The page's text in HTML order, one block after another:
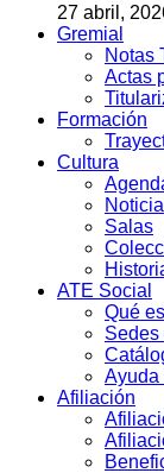
27 abril,
Gremial
Notas
Actas
Formación
Cultura
Salas
ATE Social
Qué
Sedes
Ayuda
Afiliación